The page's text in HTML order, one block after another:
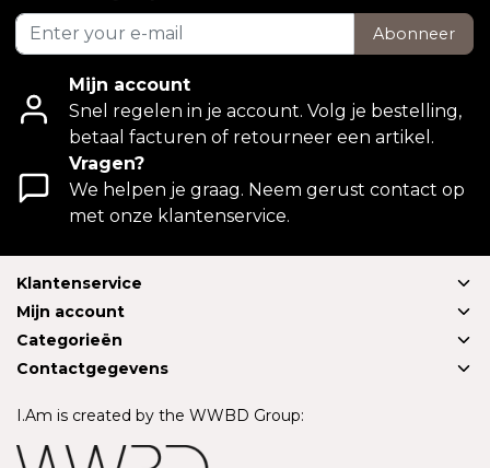
Abonneer
Mijn account
Snel regelen in je account. Volg je bestelling,
betaal facturen of retourneer een artikel.
Vragen?
We helpen je graag. Neem gerust contact op
met onze klantenservice.
Klantenservice
Mijn account
Categorieën
Contactgegevens
I.Am is created by the WWBD Group: